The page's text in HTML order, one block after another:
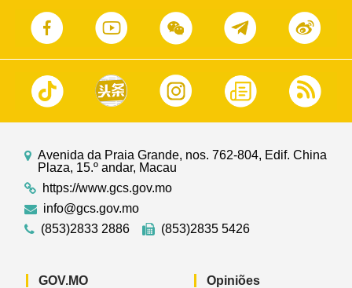
Avenida da Praia Grande, nos. 762-804, Edif. China
Plaza, 15.º andar, Macau
https://www.gcs.gov.mo
info@gcs.gov.mo
(853)2833 2886
(853)2835 5426
GOV.MO Opiniões